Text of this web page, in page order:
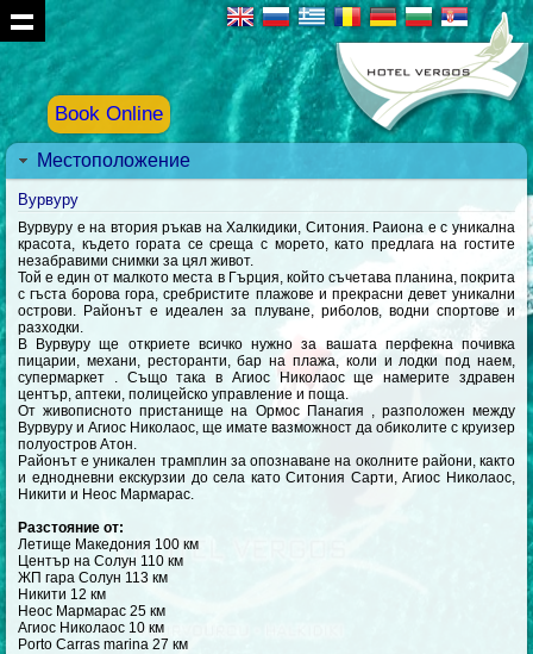
Book Online
Местоположение
Вурвуру
Вурвуру е на втория ръкав на Халкидики, Ситония. Раиона е с уникална
красота, където гората се среща с морето, като предлага на гостите
незабравими снимки за цял живот.
Той е един от малкото места в Гърция, който съчетава планина, покрита
с гъста борова гора, сребристите плажове и прекрасни девет уникални
острови. Районът е идеален за плуване, риболов, водни спортове и
разходки.
В Вурвуру ще откриете всичко нужно за вашата перфекна почивка
пицарии, механи, ресторанти, бар на плажа, коли и лодки под наем,
супермаркет . Също така в Агиос Николаос ще намерите здравен
център, аптеки, полицейско управление и поща.
От живописното пристанище на Ормос Панагия , разположен между
Вурвуру и Агиос Николаос, ще имате вазможност да обиколите с круизер
полуостров Атон.
Районът е уникален трамплин за опознаване на околните райони, както
и еднодневни екскурзии до села като Ситония Сарти, Агиос Николаос,
Никити и Неос Мармарас.
Разстояние от:
Летище Македония 100 км
Център на Солун 110 км
ЖП гара Солун 113 км
Никити 12 км
Неос Мармарас 25 км
Агиос Николаос 10 км
Porto Carras marina 27 км